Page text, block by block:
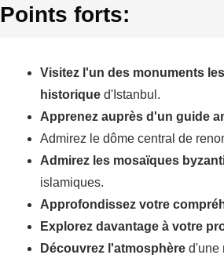
Points forts:
Visitez l'un des monuments
historique d'Istanbul.
Apprenez auprès d'un guide
Admirez le dôme central de
Admirez les mosaïques
islamiques.
Approfondissez votre
Explorez davantage à votre
Découvrez l'atmosphère d'une